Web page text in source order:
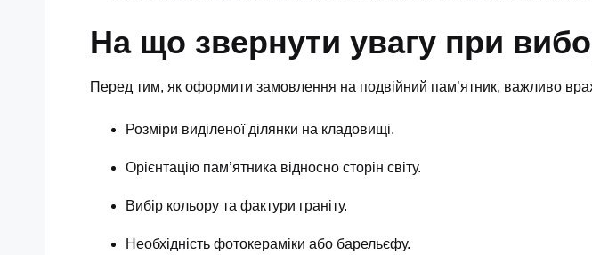
На що звернути увагу при
Перед тим, як оформити замовлення на подвійний пам’ятник, важливо
Розміри виділеної ділянки на кладовищі.
Орієнтацію пам’ятника відносно сторін світу.
Вибір кольору та фактури граніту.
Необхідність фотокераміки або барельєфу.